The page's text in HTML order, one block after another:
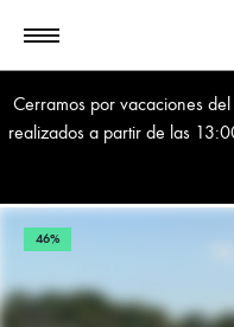
Cerramos por vacaciones
realizados a partir de las
46%